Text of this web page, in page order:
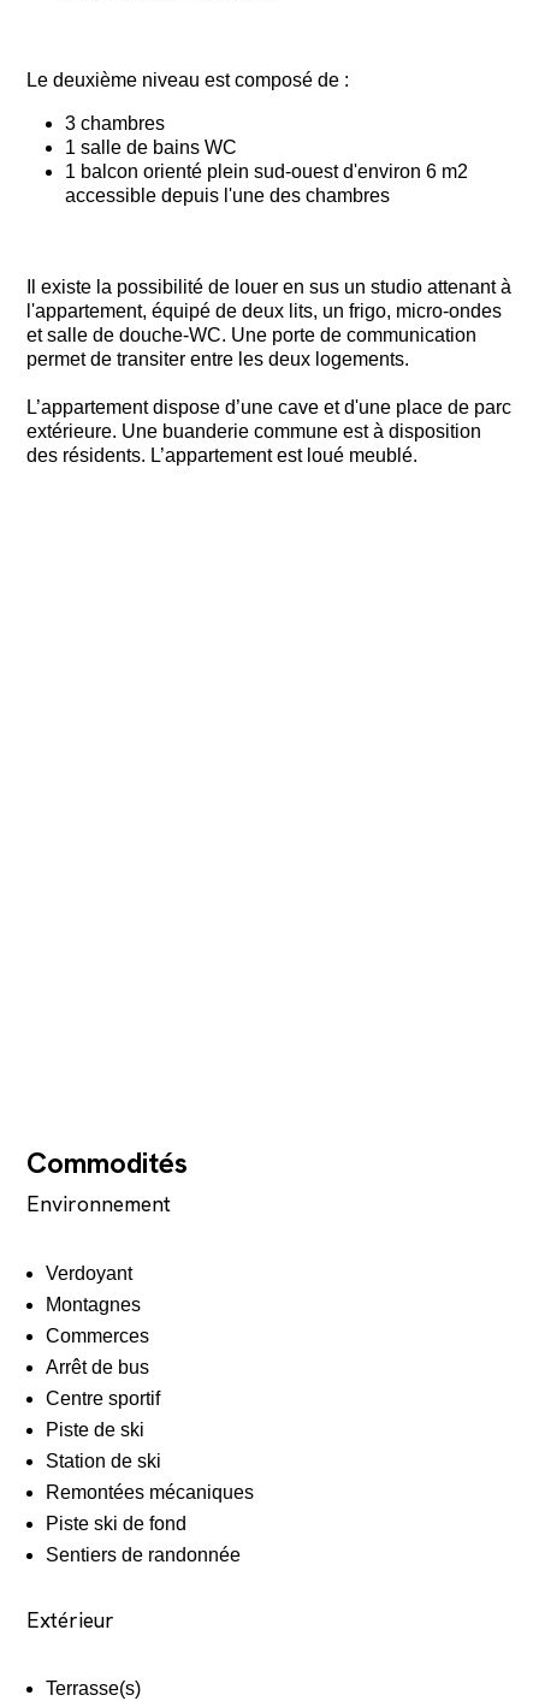
Le deuxième niveau est composé de :
3 chambres
1 salle de bains WC
1 balcon orienté plein sud-ouest d'environ 6 m2
accessible depuis l'une des chambres
Il existe la possibilité de louer en sus un studio attenant à
l'appartement, équipé de deux lits, un frigo, micro-ondes
et salle de douche-WC. Une porte de communication
permet de transiter entre les deux logements.
L’appartement dispose d’une cave et d'une place de parc
extérieure. Une buanderie commune est à disposition
des résidents. L’appartement est loué meublé.
Commodités
Environnement
Verdoyant
Montagnes
Commerces
Arrêt de bus
Centre sportif
Piste de ski
Station de ski
Remontées mécaniques
Piste ski de fond
Sentiers de randonnée
Extérieur
Terrasse(s)